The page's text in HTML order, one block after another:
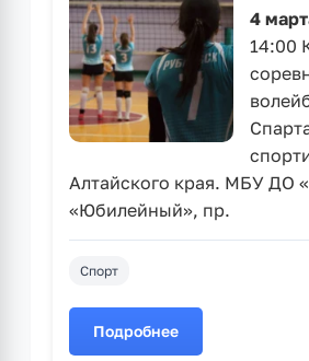
4
14:00
Алтайского края. МБУ ДО
«Юбилейный», пр.
Спорт
Подробнее
о